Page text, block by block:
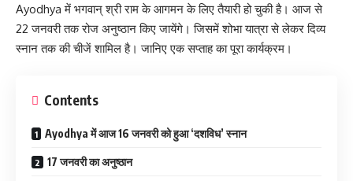
Ayodhya में भगवान् श्री राम के आगमन के लिए तैयारी हो चुकी है। आज से
22 जनवरी तक रोज अनुष्ठान किए जायेंगे। जिसमें शोभा यात्रा से लेकर दिव्य
स्नान तक की चीजें शामिल है। जानिए एक सप्ताह का पूरा कार्यक्रम।
Contents
Ayodhya में आज 16 जनवरी को हुआ ‘दशविध’ स्नान
17 जनवरी का अनुष्ठान